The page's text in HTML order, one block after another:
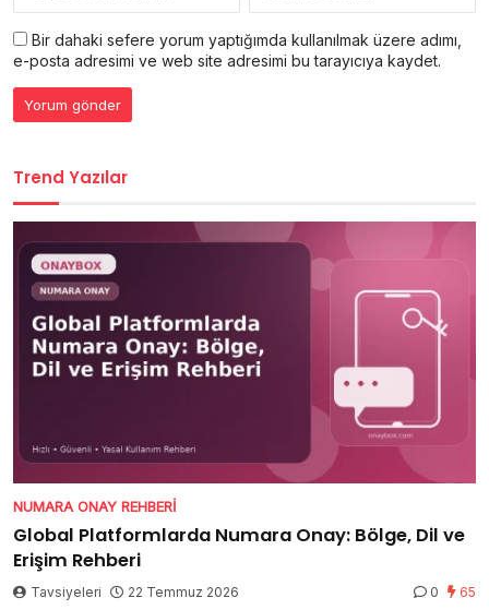
Bir dahaki sefere yorum yaptığımda kullanılmak üzere adımı,
e-posta adresimi ve web site adresimi bu tarayıcıya kaydet.
Trend Yazılar
NUMARA ONAY REHBERI
Global Platformlarda Numara Onay: Bölge, Dil ve
Erişim Rehberi
Tavsiyeleri 22 Temmuz 2026 0 65